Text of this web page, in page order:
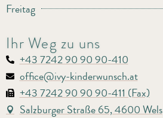
Freitag
Ihr Weg zu uns
+43 7242 90 90 90-410
office@ivy-kinderwunsch.at
+43 7242 90 90 90-411 (Fax)
Salzburger Straße 65, 4600 Wels